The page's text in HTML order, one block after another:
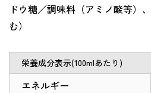
ドウ糖／調味料（アミノ酸等）
む）
栄養成分表示(100mlあたり)
エネルギー